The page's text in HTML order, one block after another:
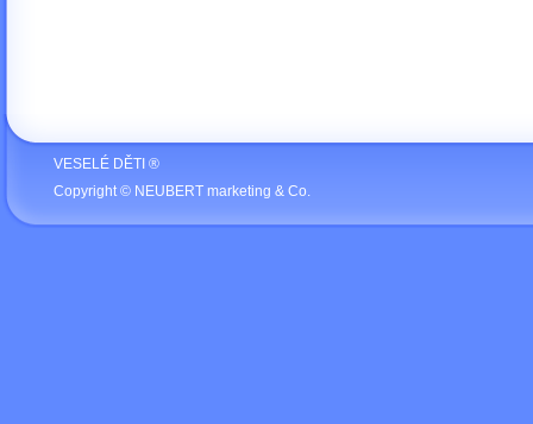
VESELÉ DĚTI ®
Copyright © NEUBERT marketing & Co.